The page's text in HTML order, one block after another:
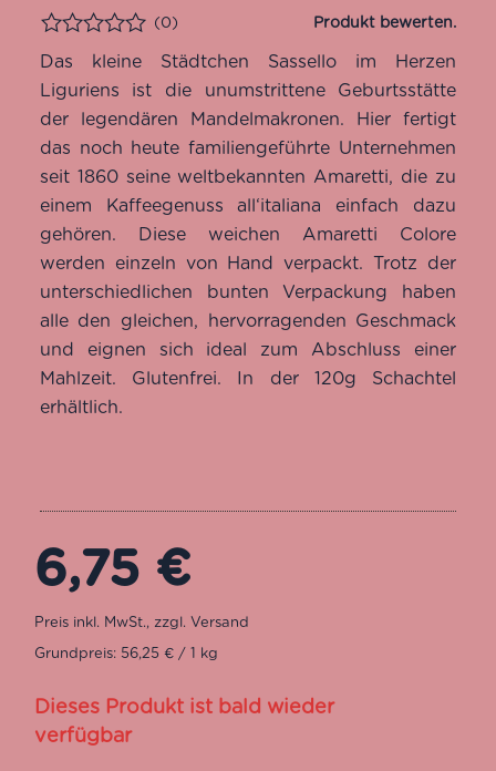
Bewertet
(0)
Das kleine Städtchen Sassello im Herzen
Liguriens ist die unumstrittene Geburtsstätte
der legendären Mandelmakronen. Hier fertigt
das noch heute familiengeführte Unternehmen
seit 1860 seine weltbekannten Amaretti, die zu
einem Kaffeegenuss all‘italiana einfach dazu
gehören. Diese weichen Amaretti Colore
werden einzeln von Hand verpackt. Trotz der
unterschiedlichen bunten Verpackung haben
alle den gleichen, hervorragenden Geschmack
und eignen sich ideal zum Abschluss einer
Mahlzeit. Glutenfrei. In der 120g Schachtel
erhältlich.
6,75 €
Grundpreis: 56,25 € / 1 kg
Dieses Produkt ist bald wieder
verfügbar